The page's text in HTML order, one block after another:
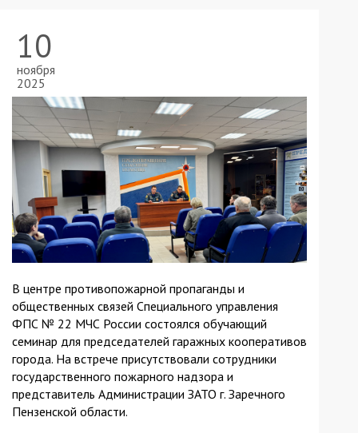
10
ноября
2025
В центре противопожарной пропаганды и
общественных связей Специального управления
ФПС № 22 МЧС России состоялся обучающий
семинар для председателей гаражных кооперативов
города. На встрече присутствовали сотрудники
государственного пожарного надзора и
представитель Администрации ЗАТО г. Заречного
Пензенской области.